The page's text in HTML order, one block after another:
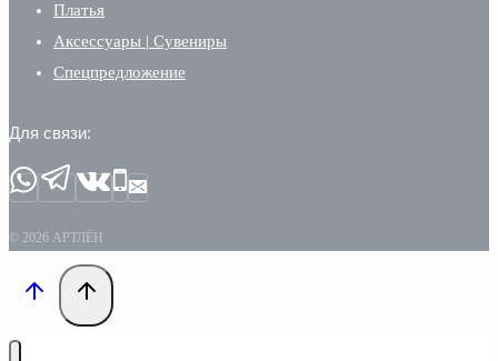
Платья
Аксессуары | Сувениры
Спецпредложение
Для связи:
© 2026 АРТЛЁН